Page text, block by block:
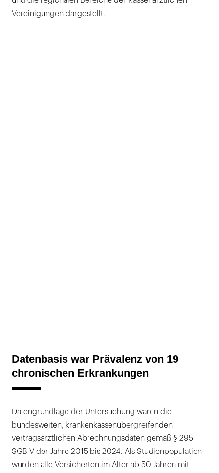
Vereinigungen dargestellt.
Datenbasis war Prävalenz von 19
chronischen Erkrankungen
Datengrundlage der Untersuchung waren die
bundesweiten, krankenkassenübergreifenden
vertragsärztlichen Abrechnungsdaten gemäß § 295
SGB V der Jahre 2015 bis 2024. Als Studienpopulation
wurden alle Versicherten im Alter ab 50 Jahren mit